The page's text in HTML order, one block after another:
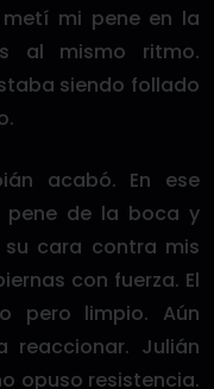
mi pene en la
al mismo ritmo.
siendo follado
acabó. En ese
pene de la boca y
cara contra mis
con fuerza. El
pero limpio. Aún
reaccionar. Julián
opuso resistencia.